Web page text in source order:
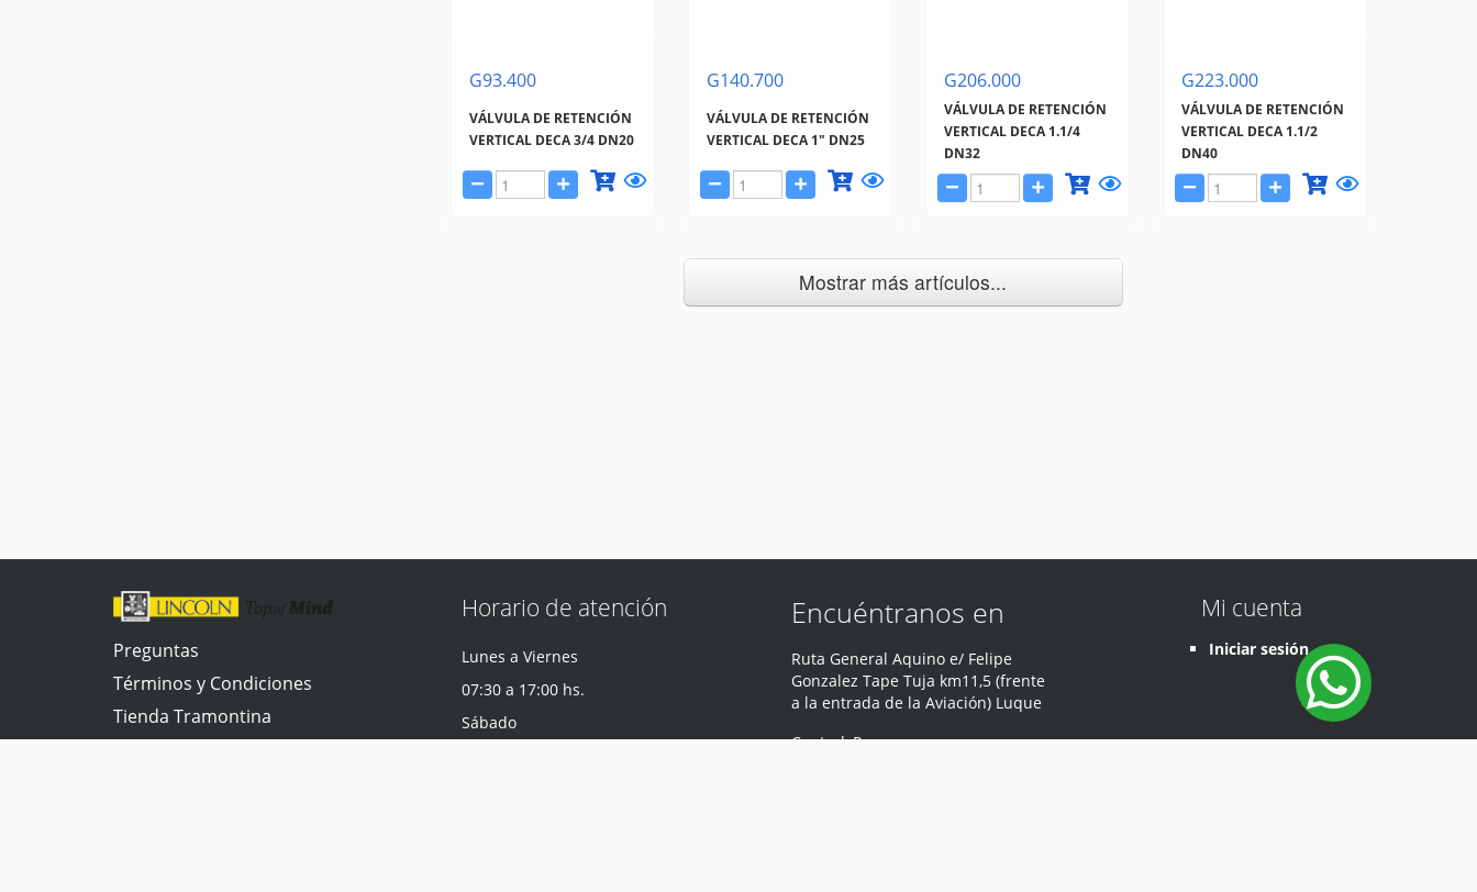
G93.400
VÁLVULA DE RETENCIÓN
VERTICAL DECA 3/4 DN20
G140.700
VÁLVULA DE RETENCIÓN
VERTICAL DECA 1" DN25
G206.000
VÁLVULA DE RETENCIÓN
VERTICAL DECA 1.1/4
DN32
G223.000
VÁLVULA DE RETENCIÓN
VERTICAL DECA 1.1/2
DN40
Mostrar más artículos...
Preguntas
Términos y Condiciones
Tienda Tramontina
Horario de atención
Lunes a Viernes
07:30 a 17:00 hs.
Sábado
Encuéntranos en
Ruta General Aquino e/ Felipe
Gonzalez Tape Tuja km11,5 (frente
a la entrada de la Aviación) Luque
Central,Paraguay
Mi cuenta
Iniciar sesión